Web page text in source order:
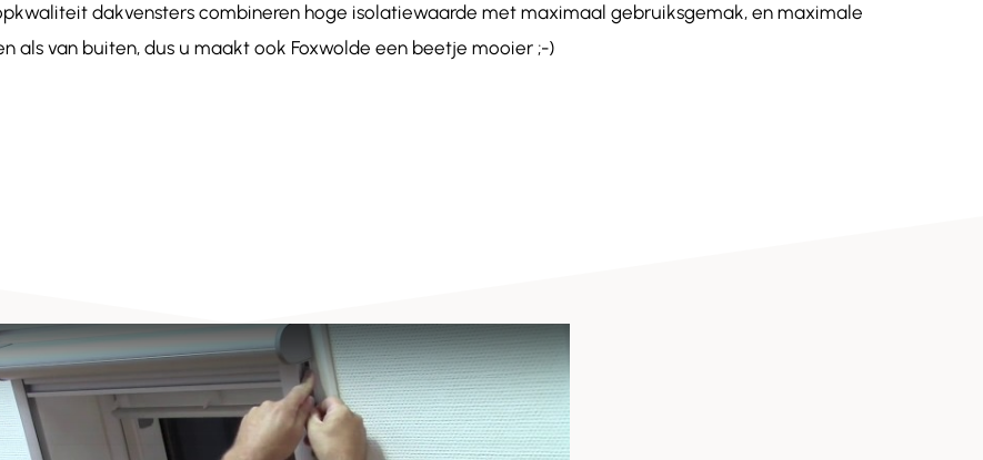
dakvensters combineren hoge isolatiewaarde met maximaal gebruiksgemak, en maximale
als van buiten, dus u maakt ook Foxwolde een beetje mooier ;-)